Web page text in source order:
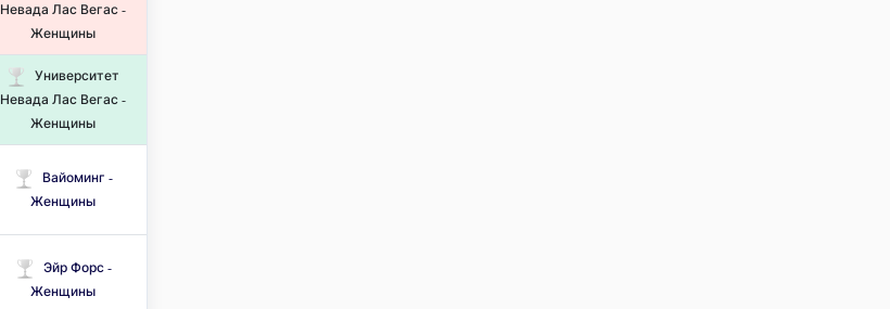
Невада Лас Вегас -
Женщины
Университет
Невада Лас Вегас -
Женщины
Вайоминг -
Женщины
Эйр Форс -
Женщины